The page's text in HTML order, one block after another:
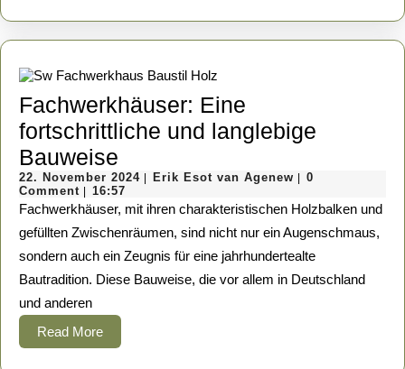
Fachwerkhäuser: Eine
fortschrittliche und langlebige
Bauweise
Eine
fortschrittliche
und
langlebige
Bauweise
22. November 202422.
2024
Erik Esot van Agenew Erik
van
Agenew
0
Comment
16:57
Fachwerkhäuser, mit ihren charakteristischen Holzbalken und
gefüllten Zwischenräumen, sind nicht nur ein Augenschmaus,
sondern auch ein Zeugnis für eine jahrhundertealte
Bautradition. Diese Bauweise, die vor allem in Deutschland
und anderen
Read MoreRead
More